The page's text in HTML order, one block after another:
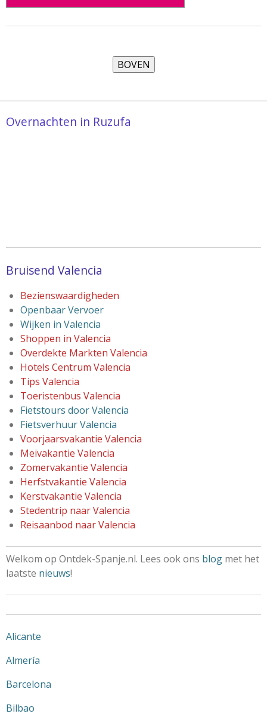
Overnachten in Ruzufa
Bruisend Valencia
Bezienswaardigheden
Openbaar Vervoer
Wijken in Valencia
Shoppen in Valencia
Overdekte Markten Valencia
Hotels Centrum Valencia
Tips Valencia
Toeristenbus Valencia
Fietstours door Valencia
Fietsverhuur Valencia
Voorjaarsvakantie Valencia
Meivakantie Valencia
Zomervakantie Valencia
Herfstvakantie Valencia
Kerstvakantie Valencia
Stedentrip naar Valencia
Reisaanbod naar Valencia
Welkom op Ontdek-Spanje.nl. Lees ook ons blog met het
laatste nieuws!
Alicante
Almería
Barcelona
Bilbao